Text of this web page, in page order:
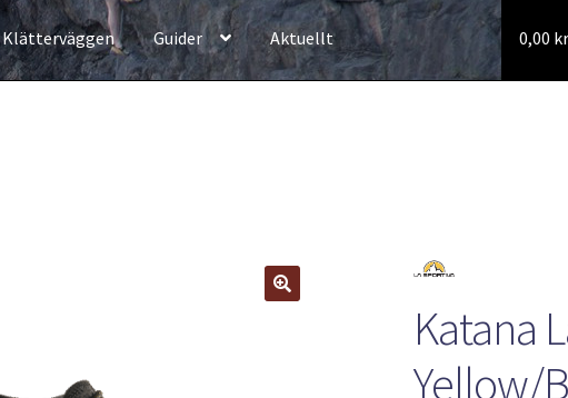
Klätterväggen Guider Aktuellt 0,00 kr
Katana
Yellow/